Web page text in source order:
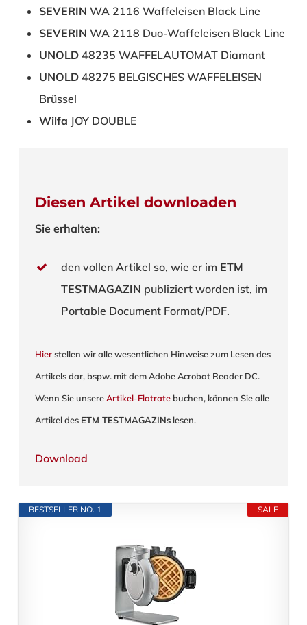
SEVERIN WA 2116 Waffeleisen Black Line
SEVERIN WA 2118 Duo-Waffeleisen Black Line
UNOLD48235 WAFFELAUTOMAT Diamant
UNOLD48275 BELGISCHES WAFFELEISEN
Brüssel
Wilfa JOY DOUBLE
Diesen Artikel downloaden
Sie erhalten:
den vollen Artikel so, wie er im ETM
TESTMAGAZIN publiziert worden ist, im
Portable Document Format/PDF.
Hierstellen wir alle wesentlichen Hinweise zum Lesen des
Artikels dar, bspw. mit dem Adobe Acrobat Reader DC.
Wenn Sie unsereArtikel-Flatrate buchen, können Sie alle
Artikel des ETM TESTMAGAZINs lesen.
Download
SALE
BESTSELLER NO. 1